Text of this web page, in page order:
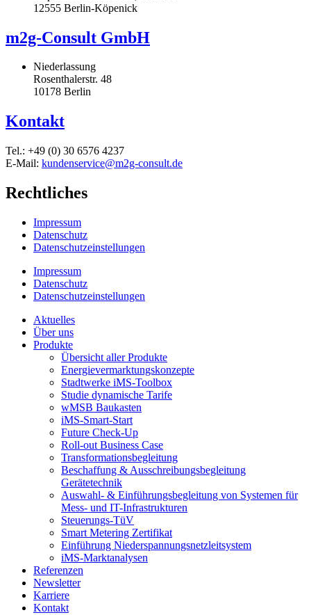
12555 Berlin-Köpenick
m2g-Consult GmbH
Niederlassung
Rosenthalerstr. 48
10178 Berlin
Kontakt
Tel.: +49 (0) 30 6576 4237
E-Mail: kundenservice@m2g-consult.de
Rechtliches
Impressum
Datenschutz
Datenschutzeinstellungen
Impressum
Datenschutz
Datenschutzeinstellungen
Aktuelles
Über uns
Produkte
Übersicht aller Produkte
Energievermarktungskonzepte
Stadtwerke iMS-Toolbox
Studie dynamische Tarife
wMSB Baukasten
iMS-Smart-Start
Future Check-Up
Roll-out Business Case
Transformationsbegleitung
Beschaffung & Ausschreibungsbegleitung
Gerätetechnik
Auswahl- & Einführungsbegleitung von Systemen für
Mess- und IT-Infrastrukturen
Steuerungs-TüV
Smart Metering Zertifikat
Einführung Niederspannungsnetzleitsystem
iMS-Marktanalysen
Referenzen
Newsletter
Karriere
Kontakt